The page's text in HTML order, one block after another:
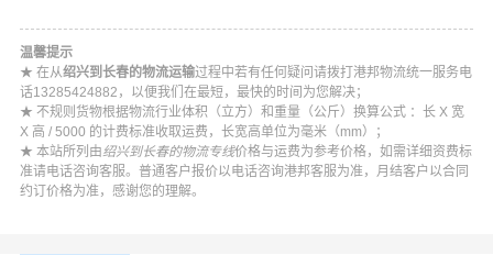
温馨提示
★ 在从绍兴到长春的物流运输过程中若有任何疑问请拨打港邦物流统一服务电
话13285424882，以便我们在最短，最快的时间为您解决；
★ 不规则货物根据物流行业体积（立方）和重量（公斤）换算公式 ：长 X 宽
X 高 / 5000 的计费标准收取运费，长宽高单位为毫米（mm）；
★ 本站所列由绍兴到长春的物流专线价格与运费为参考价格，如需详细资费标
准请电话咨询客服。普通客户报价以电话咨询港邦客服为准，月结客户以合同
约订价格为准，感谢您的理解。